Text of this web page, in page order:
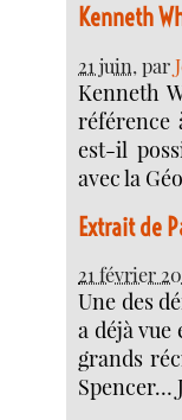
Kenneth
21 juin, par
Kenneth
référence
est-il
avec la
Extrait de
21 février
Une des
a déjà vue
grands
Spencer…